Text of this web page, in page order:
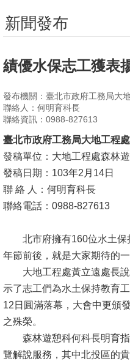
新聞發布
績優水保志工獲表
發布機關：臺北市政府工務局大
聯絡人：何明育科長
聯絡資訊：0988-827613
臺北市政府工務局大地工程
發稿單位：大地工程處森林
發稿日期：103年2月14日
聯 絡 人：何明育科長
聯絡電話：0988-827613
北市府擁有160位水土保持
年節前後，就是大家期待的
大地工程處黃立遠處長說
示了志工們為水土保持教育
12日圓滿落幕，大會中更頒
之殊榮。
森林遊憩科何科長明育指
覽解說服務，其中北投區的